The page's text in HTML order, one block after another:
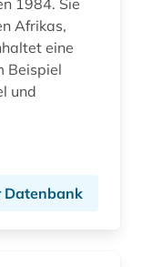
1984. Sie
Afrikas,
eine
Beispiel
und
Datenbank